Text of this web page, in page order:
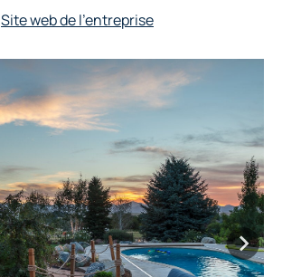
Site web de l’entrepriseo
e
n
s
n
a
n
e
w
t